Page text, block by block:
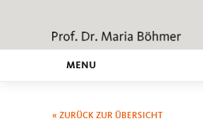
MENU
« ZURÜCK ZUR ÜBERSICHT